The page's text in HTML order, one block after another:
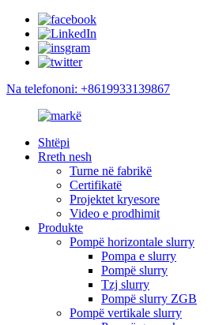
Na telefononi: +8619933139867
Shtëpi
Rreth nesh
Turne në fabrikë
Certifikatë
Projektet kryesore
Video e prodhimit
Produkte
Pompë horizontale slurry
Pompa e slurry
Pompë slurry
Tzj slurry
Pompë slurry ZGB
Pompë vertikale slurry